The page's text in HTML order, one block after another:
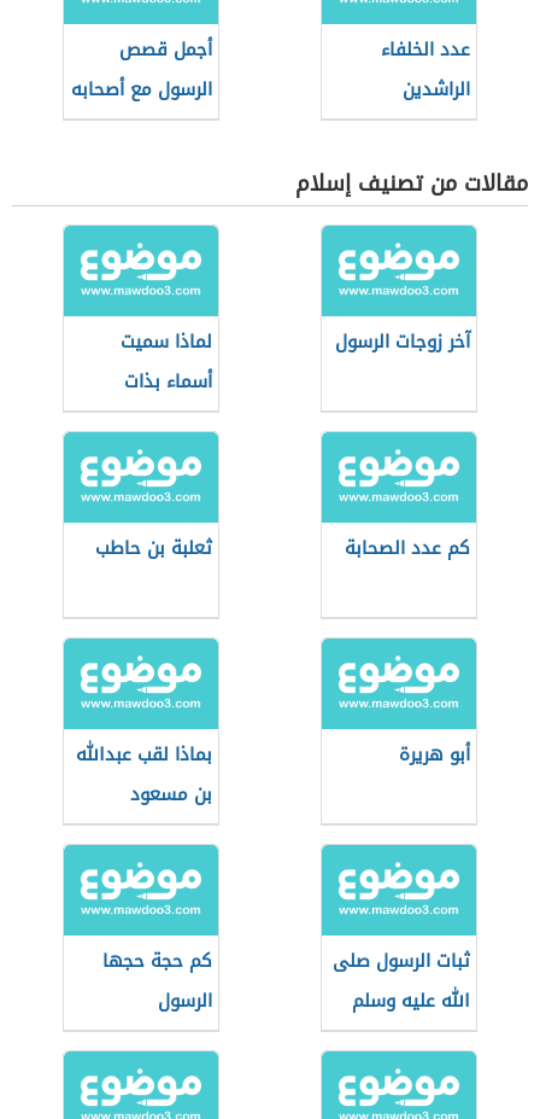
عدد الخلفاء
الراشدين
أجمل قصص
الرسول مع أصحابه
مقالات من تصنيف إسلام
آخر زوجات الرسول
لماذا سميت
أسماء بذات
النطاقين
كم عدد الصحابة ثعلبة بن حاطب
أبو هريرة
بماذا لقب عبدالله
بن مسعود
ثبات الرسول صلى
الله عليه وسلم
كم حجة حجها
الرسول